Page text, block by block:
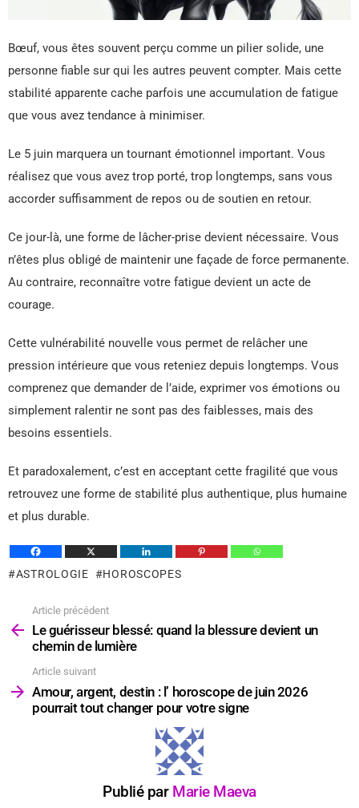
Bœuf, vous êtes souvent perçu comme un pilier solide, une
personne fiable sur qui les autres peuvent compter. Mais cette
stabilité apparente cache parfois une accumulation de fatigue
que vous avez tendance à minimiser.
Le 5 juin marquera un tournant émotionnel important. Vous
réalisez que vous avez trop porté, trop longtemps, sans vous
accorder suffisamment de repos ou de soutien en retour.
Ce jour-là, une forme de lâcher-prise devient nécessaire. Vous
n’êtes plus obligé de maintenir une façade de force permanente.
Au contraire, reconnaître votre fatigue devient un acte de
courage.
Cette vulnérabilité nouvelle vous permet de relâcher une
pression intérieure que vous reteniez depuis longtemps. Vous
comprenez que demander de l’aide, exprimer vos émotions ou
simplement ralentir ne sont pas des faiblesses, mais des
besoins essentiels.
Et paradoxalement, c’est en acceptant cette fragilité que vous
retrouvez une forme de stabilité plus authentique, plus humaine
et plus durable.
ASTROLOGIE HOROSCOPES
plus
Article précédent
Le guérisseur blessé: quand la blessure devient un
chemin de lumière
Article suivant
Amour, argent, destin : l’ horoscope de juin 2026
pourrait tout changer pour votre signe
Publié par Marie Maeva